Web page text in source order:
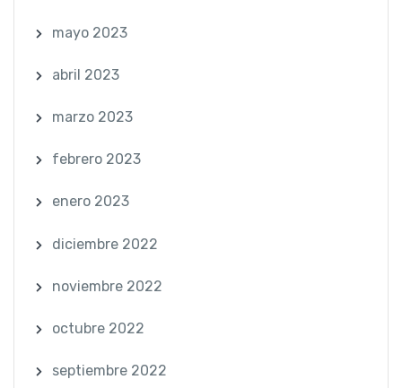
mayo 2023
abril 2023
marzo 2023
febrero 2023
enero 2023
diciembre 2022
noviembre 2022
octubre 2022
septiembre 2022